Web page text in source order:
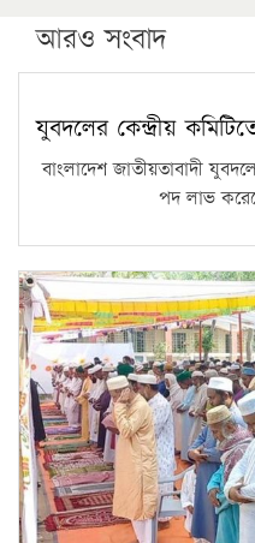
পিএইচডি করছেন কুয়েটের
সারা দেশে বজ্রাঘাতে ১৪
কঠোর হচ্ছে এসএসসি ও
ফরিদগঞ্জে আগুনে পুড়লো ৬
আরও সংবাদ
যুবদলের কেন্দ্রীয়
বাংলাদেশ জাতীয়তাবাদী
পদ লাভ